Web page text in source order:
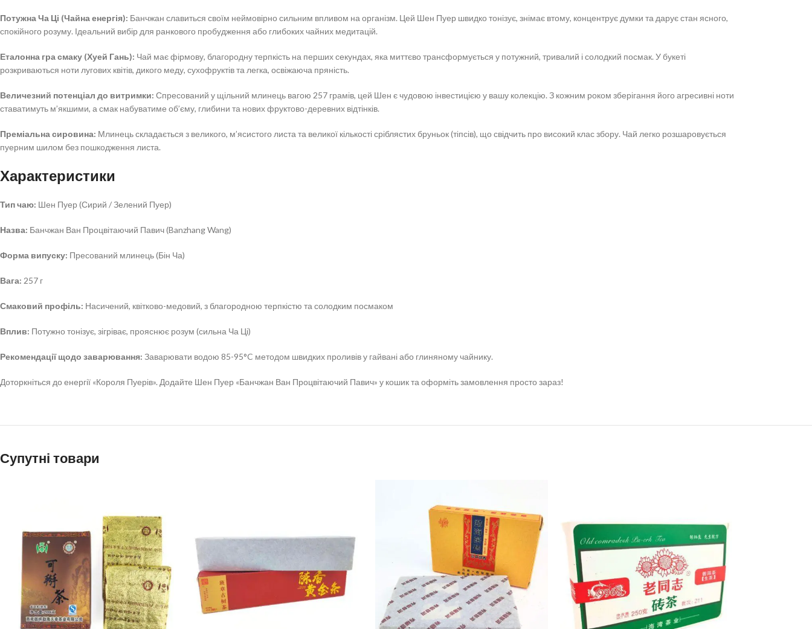
Потужна Ча Ці (Чайна енергія): Банчжан славиться своїм неймовірно сильним впливом на організм. Цей Шен Пуер швидко тонізує, знімає втому, концентрує думки та дарує стан ясного,
спокійного розуму. Ідеальний вибір для ранкового пробудження або глибоких чайних медитацій.
Еталонна гра смаку (Хуей Гань): Чай має фірмову, благородну терпкість на перших секундах, яка миттєво трансформується у потужний, тривалий і солодкий посмак. У букеті
розкриваються ноти лугових квітів, дикого меду, сухофруктів та легка, освіжаюча пряність.
Величезний потенціал до витримки: Спресований у щільний млинець вагою 257 грамів, цей Шен є чудовою інвестицією у вашу колекцію. З кожним роком зберігання його агресивні ноти
ставатимуть м’якшими, а смак набуватиме об’єму, глибини та нових фруктово-деревних відтінків.
Преміальна сировина: Млинець складається з великого, м’ясистого листа та великої кількості сріблястих бруньок (тіпсів), що свідчить про високий клас збору. Чай легко розшаровується
пуерним шилом без пошкодження листа.
Характеристики
Тип чаю: Шен Пуер (Сирий / Зелений Пуер)
Назва: Банчжан Ван Процвітаючий Павич (Banzhang Wang)
Форма випуску: Пресований млинець (Бін Ча)
Вага: 257 г
Смаковий профіль: Насичений, квітково-медовий, з благородною терпкістю та солодким посмаком
Вплив: Потужно тонізує, зігріває, прояснює розум (сильна Ча Ці)
Рекомендації щодо заварювання: Заварювати водою 85-95°C методом швидких проливів у гайвані або глиняному чайнику.
Доторкніться до енергії «Короля Пуерів». Додайте Шен Пуер «Банчжан Ван Процвітаючий Павич» у кошик та оформіть замовлення просто зараз!
Супутні товари